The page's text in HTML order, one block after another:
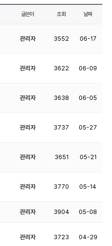
글쓴이 조회 날짜
관리자 3552 06-17
관리자 3622 06-09
관리자 3638 06-05
관리자 3737 05-27
관리자 3651 05-21
관리자 3770 05-14
관리자 3904 05-08
관리자 3723 04-29